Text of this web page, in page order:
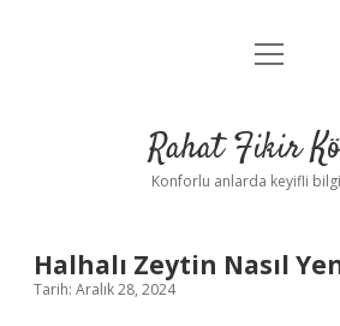
Anasayfa
Yasal Uyarı
menüyü
Rahat Fikir
Konforlu anlarda keyifli
Halhalı Zeytin Nasıl
Tarih: Aralık 28, 2024